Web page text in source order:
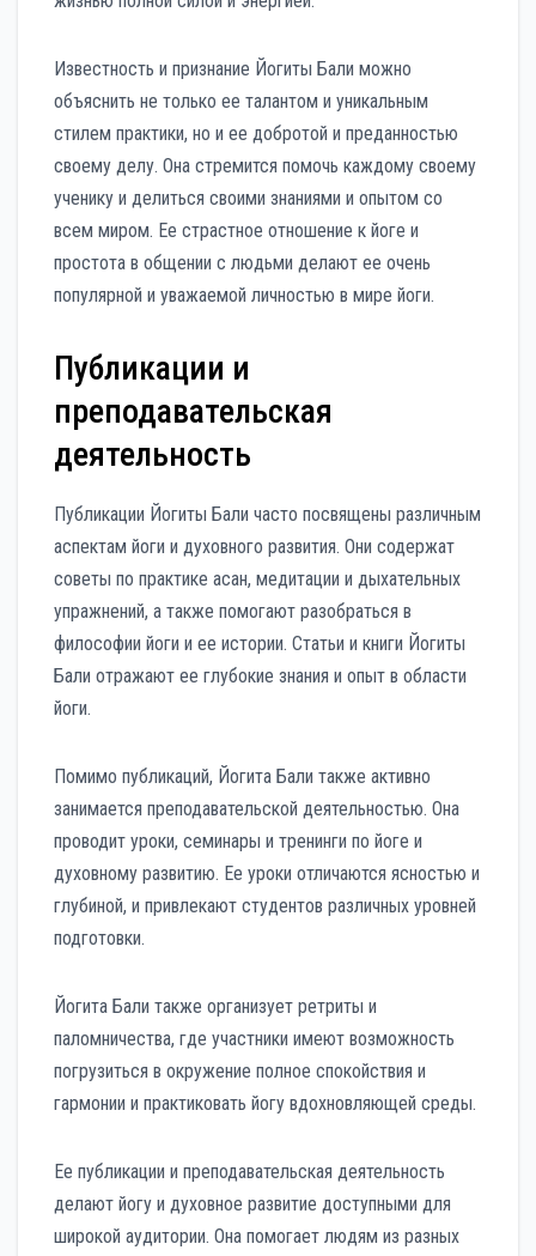
Известность и признание Йогиты Бали можно
объяснить не только ее талантом и уникальным
стилем практики, но и ее добротой и преданностью
своему делу. Она стремится помочь каждому своему
ученику и делиться своими знаниями и опытом со
всем миром. Ее страстное отношение к йоге и
простота в общении с людьми делают ее очень
популярной и уважаемой личностью в мире йоги.
Публикации и
преподавательская
деятельность
Публикации Йогиты Бали часто посвящены различным
аспектам йоги и духовного развития. Они содержат
советы по практике асан, медитации и дыхательных
упражнений, а также помогают разобраться в
философии йоги и ее истории. Статьи и книги Йогиты
Бали отражают ее глубокие знания и опыт в области
йоги.
Помимо публикаций, Йогита Бали также активно
занимается преподавательской деятельностью. Она
проводит уроки, семинары и тренинги по йоге и
духовному развитию. Ее уроки отличаются ясностью и
глубиной, и привлекают студентов различных уровней
подготовки.
Йогита Бали также организует ретриты и
паломничества, где участники имеют возможность
погрузиться в окружение полное спокойствия и
гармонии и практиковать йогу вдохновляющей среды.
Ее публикации и преподавательская деятельность
делают йогу и духовное развитие доступными для
широкой аудитории. Она помогает людям из разных